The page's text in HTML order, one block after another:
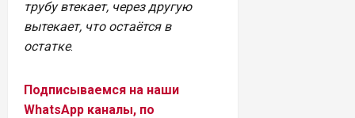
трубу втекает, через другую
вытекает, что остаётся в
остатке.
Подписываемся на наши
WhatsApp каналы, по